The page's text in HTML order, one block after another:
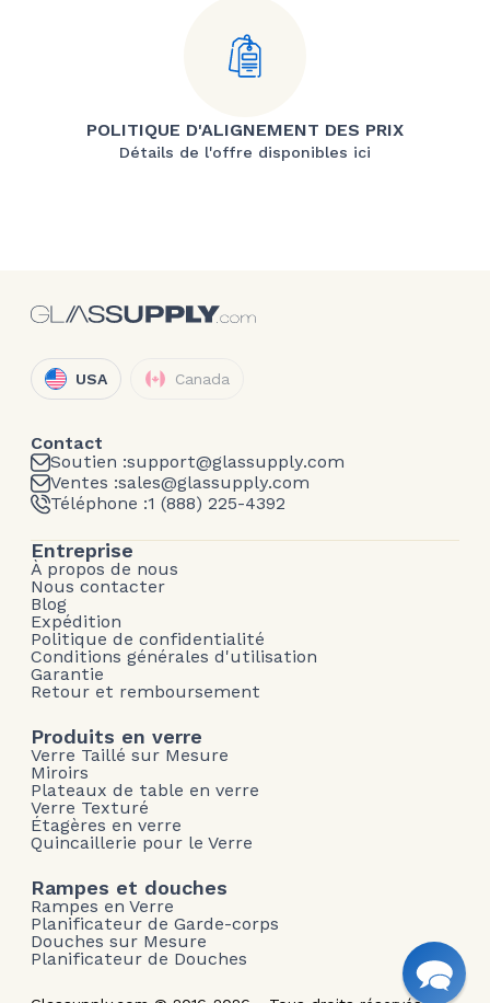
POLITIQUE D'ALIGNEMENT DES PRIX
Détails de l'offre disponibles ici
USA Canada
Contact
Soutien :support@glassupply.com
Ventes :sales@glassupply.com
Téléphone :1 (888) 225-4392
Entreprise
À propos de nous
Nous contacter
Blog
Expédition
Politique de confidentialité
Conditions générales d'utilisation
Garantie
Retour et remboursement
Produits en verre
Verre Taillé sur Mesure
Miroirs
Plateaux de table en verre
Verre Texturé
Étagères en verre
Quincaillerie pour le Verre
Rampes et douches
Rampes en Verre
Planificateur de Garde-corps
Douches sur Mesure
Planificateur de Douches